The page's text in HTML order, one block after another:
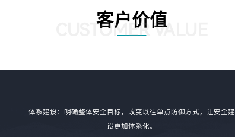
客户价值
CUSTOMER VALUE
体系建设：明确整体安全目标，改变以往单点防御方式，让安全建
设更加体系化。